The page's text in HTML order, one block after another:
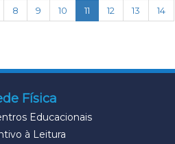
8 9 10 11 (current)
12 13
14
Física
Educacionais
à Leitura